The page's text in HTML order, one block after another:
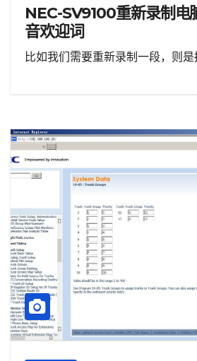
NEC-SV9100重新录制电
音欢迎词
比如我们需要重新录制一段，则